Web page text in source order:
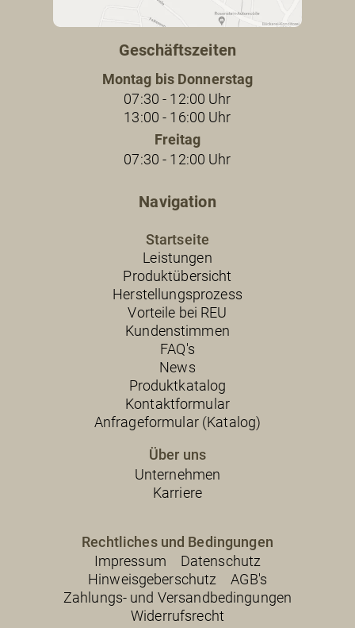
Navigation
Startseite
Leistungen
Produktübersicht
Herstellungsprozess
Vorteile bei REU
Kundenstimmen
FAQ's
News
Produktkatalog
Kontaktformular
Anfrageformular (Katalog)
Über uns
Unternehmen
Karriere
Geschäftszeiten
Montag bis Donnerstag
07:30 - 12:00 Uhr
13:00 - 16:00 Uhr
Freitag
07:30 - 12:00 Uhr
Rechtliches und Bedingungen
Impressum
Datenschutz
Hinweisgeberschutz
AGB's
Zahlungs- und Versandbedingungen
Widerrufsrecht